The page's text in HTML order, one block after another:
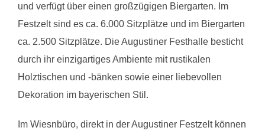
und verfügt über einen großzügigen Biergarten. Im
Festzelt sind es ca. 6.000 Sitzplätze und im Biergarten
ca. 2.500 Sitzplätze. Die Augustiner Festhalle besticht
durch ihr einzigartiges Ambiente mit rustikalen
Holztischen und -bänken sowie einer liebevollen
Dekoration im bayerischen Stil.
Im Wiesnbüro, direkt in der Augustiner Festzelt können